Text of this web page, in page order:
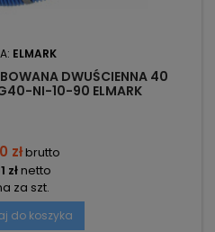
ELMARK
DWUŚCIENNA 40
NI-10-90 ELMARK
złbrutto
złnetto
za szt.
do koszyka